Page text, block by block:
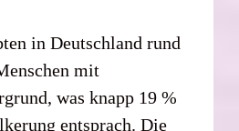
in Deutschland rund
mit
was knapp 19 %
entsprach. Die